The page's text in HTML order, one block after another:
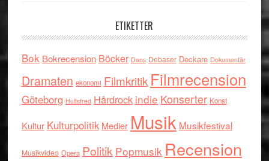
ETIKETTER
Bok Bokrecension Böcker Dans Debaser Deckare Dokumentär
Dramaten ekonomi Filmkritik Filmrecension
Göteborg Hultsfred Hårdrock indie Konserter Konst
Kultur Kulturpolitik Medier Musik Musikfestival
Musikvideo Opera Politik Popmusik Recension